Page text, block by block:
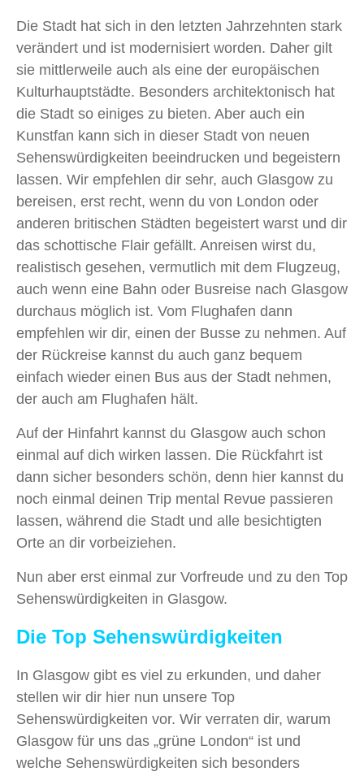
Die Stadt hat sich in den letzten Jahrzehnten stark
verändert und ist modernisiert worden. Daher gilt
sie mittlerweile auch als eine der europäischen
Kulturhauptstädte. Besonders architektonisch hat
die Stadt so einiges zu bieten. Aber auch ein
Kunstfan kann sich in dieser Stadt von neuen
Sehenswürdigkeiten beeindrucken und begeistern
lassen. Wir empfehlen dir sehr, auch Glasgow zu
bereisen, erst recht, wenn du von London oder
anderen britischen Städten begeistert warst und dir
das schottische Flair gefällt. Anreisen wirst du,
realistisch gesehen, vermutlich mit dem Flugzeug,
auch wenn eine Bahn oder Busreise nach Glasgow
durchaus möglich ist. Vom Flughafen dann
empfehlen wir dir, einen der Busse zu nehmen. Auf
der Rückreise kannst du auch ganz bequem
einfach wieder einen Bus aus der Stadt nehmen,
der auch am Flughafen hält.
Auf der Hinfahrt kannst du Glasgow auch schon
einmal auf dich wirken lassen. Die Rückfahrt ist
dann sicher besonders schön, denn hier kannst du
noch einmal deinen Trip mental Revue passieren
lassen, während die Stadt und alle besichtigten
Orte an dir vorbeiziehen.
Nun aber erst einmal zur Vorfreude und zu den Top
Sehenswürdigkeiten in Glasgow.
Die Top Sehenswürdigkeiten
In Glasgow gibt es viel zu erkunden, und daher
stellen wir dir hier nun unsere Top
Sehenswürdigkeiten vor. Wir verraten dir, warum
Glasgow für uns das „grüne London“ ist und
welche Sehenswürdigkeiten sich besonders